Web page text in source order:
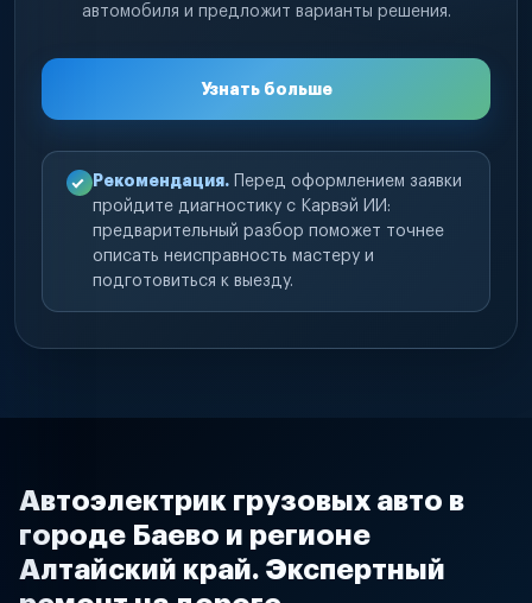
автомобиля и предложит варианты решения.
Узнать больше
Рекомендация. Перед оформлением заявки
пройдите диагностику с Карвэй ИИ:
предварительный разбор поможет точнее
описать неисправность мастеру и
подготовиться к выезду.
Автоэлектрик грузовых авто в
городе Баево и регионе
Алтайский край. Экспертный